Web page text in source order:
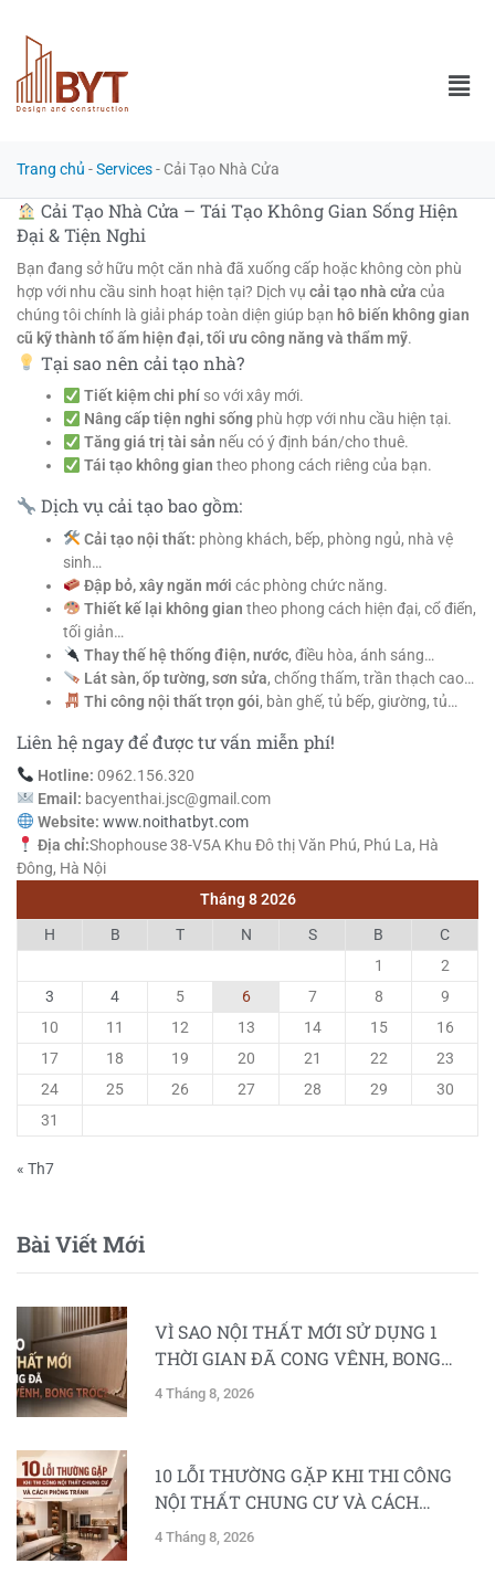
Trang chủ -Services- Cải Tạo Nhà Cửa
Cải Tạo Nhà Cửa – Tái Tạo Không Gian Sống Hiện
Đại & Tiện Nghi
Bạn đang sở hữu một căn nhà đã xuống cấp hoặc không còn phù
hợp với nhu cầu sinh hoạt hiện tại? Dịch vụ cải tạo nhà cửa của
chúng tôi chính là giải pháp toàn diện giúp bạn hô biến không gian
cũ kỹ thành tổ ấm hiện đại, tối ưu công năng và thẩm mỹ.
Tại sao nên cải tạo nhà?
Tiết kiệm chi phíso với xây mới.
Nâng cấp tiện nghi sống phù hợp với nhu cầu hiện tại.
Tăng giá trị tài sản nếu có ý định bán/cho thuê.
Tái tạo không gian theo phong cách riêng của bạn.
Dịch vụ cải tạo bao gồm:
Cải tạo nội thất: phòng khách, bếp, phòng ngủ, nhà vệ
sinh…
Đập bỏ, xây ngăn mới các phòng chức năng.
Thiết kế lại không gian theo phong cách hiện đại, cổ điển,
tối giản…
Thay thế hệ thống điện, nước, điều hòa, ánh sáng…
Lát sàn, ốp tường, sơn sửa, chống thấm, trần thạch cao…
Thi công nội thất trọn gói, bàn ghế, tủ bếp, giường, tủ…
Liên hệ ngay để được tư vấn miễn phí!
Hotline: 0962.156.320
Email: bacyenthai.jsc@gmail.com
Website: www.noithatbyt.com
Địa chỉ:Shophouse 38-V5A Khu Đô thị Văn Phú, Phú La, Hà
Đông, Hà Nội
Tháng 8 2026
H
B T N S B
C
1
2
3
4 5 6 7 8
9
10
11 12 13 14 15
16
17
18 19 20 21 22
23
24
25 26 27 28 29
30
31
« Th7
Bài Viết Mới
4 Tháng 8, 2026
VÌ SAO NỘI THẤT MỚI SỬ DỤNG 1
THỜI GIAN ĐÃ CONG VÊNH, BONG
TRÓC?
4 Tháng 8, 2026
10 LỖI THƯỜNG GẶP KHI THI CÔNG
NỘI THẤT CHUNG CƯ VÀ CÁCH
PHÒNG TRÁNH